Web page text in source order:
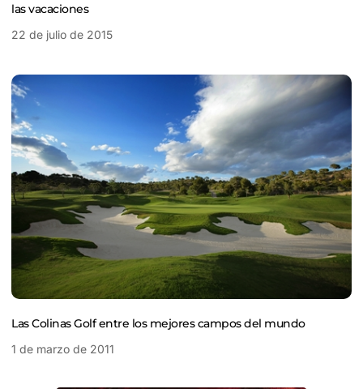
las vacaciones
22 de julio de 2015
Las Colinas Golf entre los mejores campos del mundo
1 de marzo de 2011